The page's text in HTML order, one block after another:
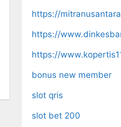
https://
https://
https://
bonus new member
slot qris
slot bet 200